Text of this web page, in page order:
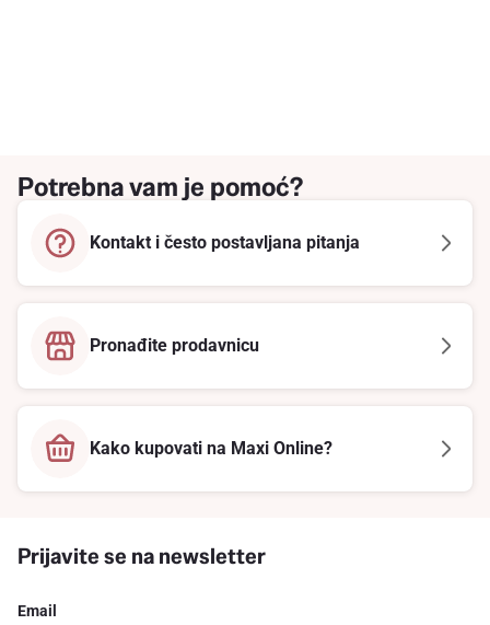
Potrebna vam je pomoć?
Kontakt i često postavljana pitanja
Pronađite prodavnicu
Kako kupovati na Maxi Online?
Prijavite se na newsletter
Email